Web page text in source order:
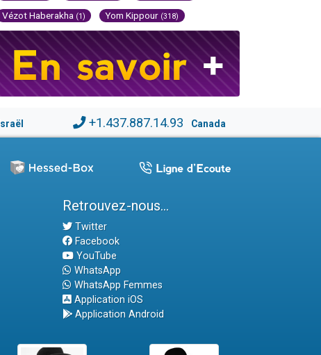
Vézot Haberakha (1) Yom Kippour (318)
Israël +1.437.887.14.93 Canada
Retrouvez-nous...
Twitter
Facebook
YouTube
WhatsApp
WhatsApp Femmes
Application iOS
Application Android